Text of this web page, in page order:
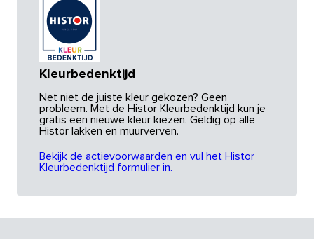
Kleurbedenktijd
Net niet de juiste kleur gekozen? Geen
probleem. Met de Histor Kleurbedenktijd kun je
gratis een nieuwe kleur kiezen. Geldig op alle
Histor lakken en muurverven.
Bekijk de actievoorwaarden en vul het Histor
Kleurbedenktijd formulier in.